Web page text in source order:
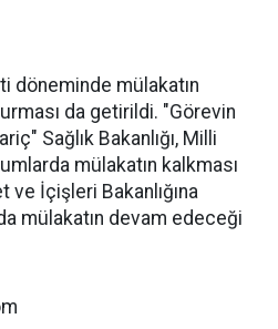
döneminde mülakatın
da getirildi. "Görevin
Sağlık Bakanlığı, Milli
mülakatın kalkması
ve İçişleri Bakanlığına
mülakatın devam edeceği